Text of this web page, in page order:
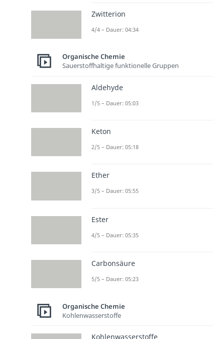
Zwitterion
4/4 – Dauer: 04:34
Organische Chemie
Sauerstoffhaltige funktionelle Gruppen
Aldehyde
1/5 – Dauer: 05:03
Keton
2/5 – Dauer: 05:18
Ether
3/5 – Dauer: 05:55
Ester
4/5 – Dauer: 05:35
Carbonsäure
5/5 – Dauer: 05:23
Organische Chemie
Kohlenwasserstoffe
Kohlenwasserstoffe